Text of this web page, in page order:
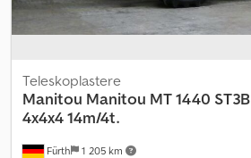
Fürth 1 205 km
Teleskoplastere
Manitou Manitou MT 1440 ST3B
4x4x4 14m/4t.